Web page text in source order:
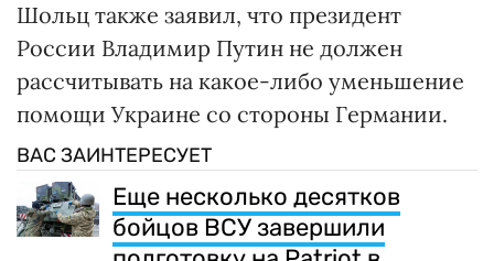
Шольц также заявил, что президент
России Владимир Путин не должен
рассчитывать на какое-либо уменьшение
помощи Украине со стороны Германии.
ВАС ЗАИНТЕРЕСУЕТ
Еще несколько десятков
бойцов ВСУ завершили